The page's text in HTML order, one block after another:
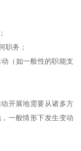
职务；
（如一般性的职能支
开展地需要从诸多方
一般情形下发生变动